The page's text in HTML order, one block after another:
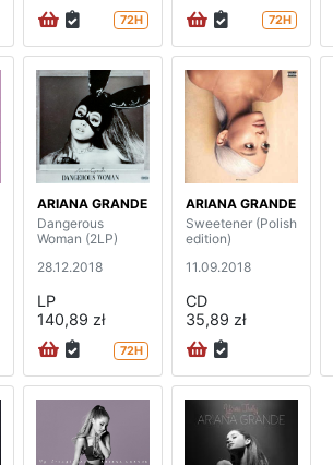
72H 72H
ARIANA GRANDE
Dangerous
Woman (2LP)
28.12.2018
LP
140,89 zł
72H
ARIANA GRANDE
Sweetener (Polish
edition)
11.09.2018
CD
35,89 zł